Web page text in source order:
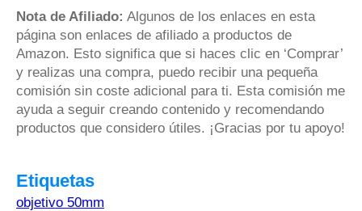
Nota de Afiliado: Algunos de los enlaces en esta
página son enlaces de afiliado a productos de
Amazon. Esto significa que si haces clic en ‘Comprar’
y realizas una compra, puedo recibir una pequeña
comisión sin coste adicional para ti. Esta comisión me
ayuda a seguir creando contenido y recomendando
productos que considero útiles. ¡Gracias por tu apoyo!
Etiquetas
objetivo 50mm